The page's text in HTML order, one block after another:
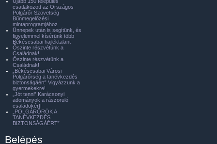
csatlakozott az Országos
Polgárőr Szövetség
Bűnmegelőzési
mintaprogramjához
Ünnepek után is segítünk, és
figyelemmel kísérünk több
Békéscsabai hajléktalant
Őszinte részvétünk a
Családnak!
Őszinte részvétünk a
Családnak!
„Békéscsabai Városi
Polgárőrség a tanévkezdés
biztonságáért” Vigyázzunk a
gyermekekre!
„Jót tenni” Karácsonyi
adományok a rászoruló
családokért!
„POLGÁRŐRÖK A
TANÉVKEZDÉS
BIZTONSÁGÁÉRT”
Belépés